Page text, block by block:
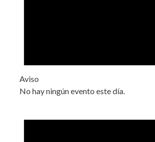
Aviso
No hay ningún evento este día.